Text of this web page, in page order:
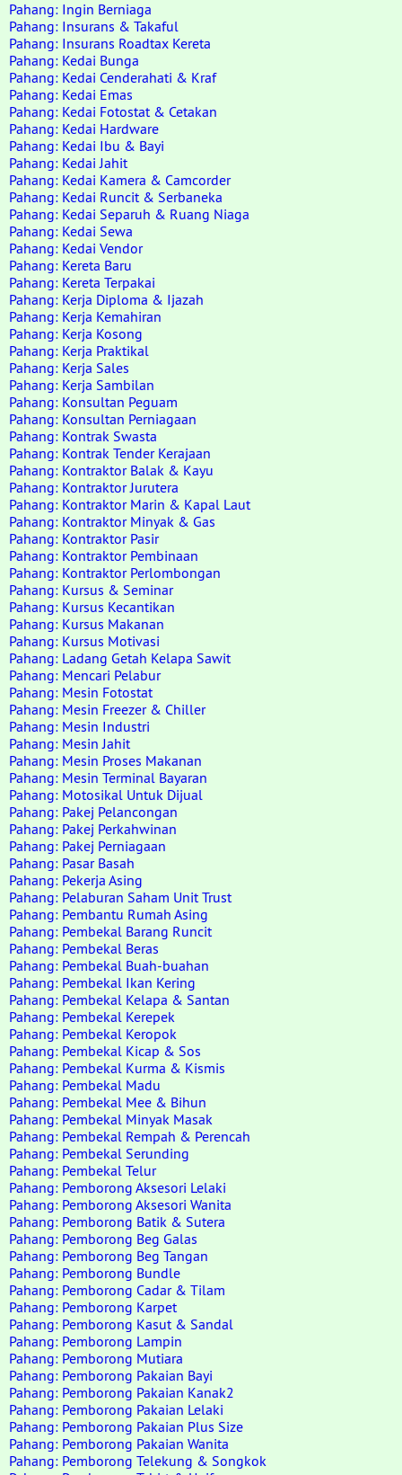
Pahang: Ingin Berniaga
Pahang: Insurans & Takaful
Pahang: Insurans Roadtax Kereta
Pahang: Kedai Bunga
Pahang: Kedai Cenderahati & Kraf
Pahang: Kedai Emas
Pahang: Kedai Fotostat & Cetakan
Pahang: Kedai Hardware
Pahang: Kedai Ibu & Bayi
Pahang: Kedai Jahit
Pahang: Kedai Kamera & Camcorder
Pahang: Kedai Runcit & Serbaneka
Pahang: Kedai Separuh & Ruang Niaga
Pahang: Kedai Sewa
Pahang: Kedai Vendor
Pahang: Kereta Baru
Pahang: Kereta Terpakai
Pahang: Kerja Diploma & Ijazah
Pahang: Kerja Kemahiran
Pahang: Kerja Kosong
Pahang: Kerja Praktikal
Pahang: Kerja Sales
Pahang: Kerja Sambilan
Pahang: Konsultan Peguam
Pahang: Konsultan Perniagaan
Pahang: Kontrak Swasta
Pahang: Kontrak Tender Kerajaan
Pahang: Kontraktor Balak & Kayu
Pahang: Kontraktor Jurutera
Pahang: Kontraktor Marin & Kapal Laut
Pahang: Kontraktor Minyak & Gas
Pahang: Kontraktor Pasir
Pahang: Kontraktor Pembinaan
Pahang: Kontraktor Perlombongan
Pahang: Kursus & Seminar
Pahang: Kursus Kecantikan
Pahang: Kursus Makanan
Pahang: Kursus Motivasi
Pahang: Ladang Getah Kelapa Sawit
Pahang: Mencari Pelabur
Pahang: Mesin Fotostat
Pahang: Mesin Freezer & Chiller
Pahang: Mesin Industri
Pahang: Mesin Jahit
Pahang: Mesin Proses Makanan
Pahang: Mesin Terminal Bayaran
Pahang: Motosikal Untuk Dijual
Pahang: Pakej Pelancongan
Pahang: Pakej Perkahwinan
Pahang: Pakej Perniagaan
Pahang: Pasar Basah
Pahang: Pekerja Asing
Pahang: Pelaburan Saham Unit Trust
Pahang: Pembantu Rumah Asing
Pahang: Pembekal Barang Runcit
Pahang: Pembekal Beras
Pahang: Pembekal Buah-buahan
Pahang: Pembekal Ikan Kering
Pahang: Pembekal Kelapa & Santan
Pahang: Pembekal Kerepek
Pahang: Pembekal Keropok
Pahang: Pembekal Kicap & Sos
Pahang: Pembekal Kurma & Kismis
Pahang: Pembekal Madu
Pahang: Pembekal Mee & Bihun
Pahang: Pembekal Minyak Masak
Pahang: Pembekal Rempah & Perencah
Pahang: Pembekal Serunding
Pahang: Pembekal Telur
Pahang: Pemborong Aksesori Lelaki
Pahang: Pemborong Aksesori Wanita
Pahang: Pemborong Batik & Sutera
Pahang: Pemborong Beg Galas
Pahang: Pemborong Beg Tangan
Pahang: Pemborong Bundle
Pahang: Pemborong Cadar & Tilam
Pahang: Pemborong Karpet
Pahang: Pemborong Kasut & Sandal
Pahang: Pemborong Lampin
Pahang: Pemborong Mutiara
Pahang: Pemborong Pakaian Bayi
Pahang: Pemborong Pakaian Kanak2
Pahang: Pemborong Pakaian Lelaki
Pahang: Pemborong Pakaian Plus Size
Pahang: Pemborong Pakaian Wanita
Pahang: Pemborong Telekung & Songkok